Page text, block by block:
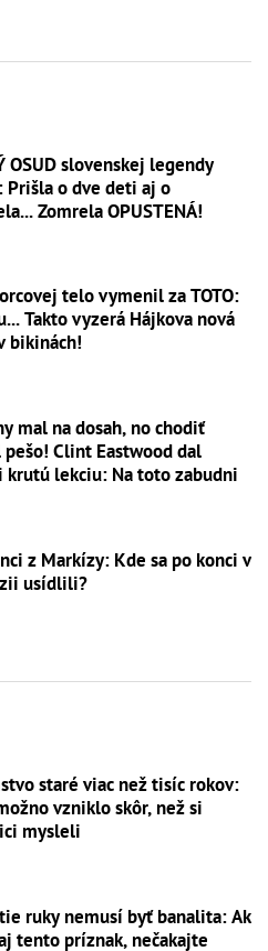
OSUD slovenskej legendy
Prišla o dve deti aj o
Zomrela OPUSTENÁ!
telo vymenil za TOTO:
Takto vyzerá Hájkova nová
bikinách!
mal na dosah, no chodiť
pešo! Clint Eastwood dal
krutú lekciu: Na toto zabudni
z Markízy: Kde sa po konci v
usídlili?
staré viac než tisíc rokov:
vzniklo skôr, než si
mysleli
ruky nemusí byť banalita: Ak
tento príznak, nečakajte